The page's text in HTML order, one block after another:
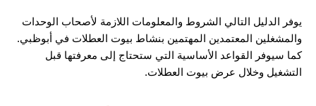
يوفر الدليل التالي الشروط والمعلومات اللازمة لأصحاب الوحدات
والمشغلين المعتمدين المهتمين بنشاط بيوت العطلات في أبوظبي.
كما سيوفر القواعد الأساسية التي ستحتاج إلى معرفتها قبل
التشغيل وخلال عرض بيوت العطلات.